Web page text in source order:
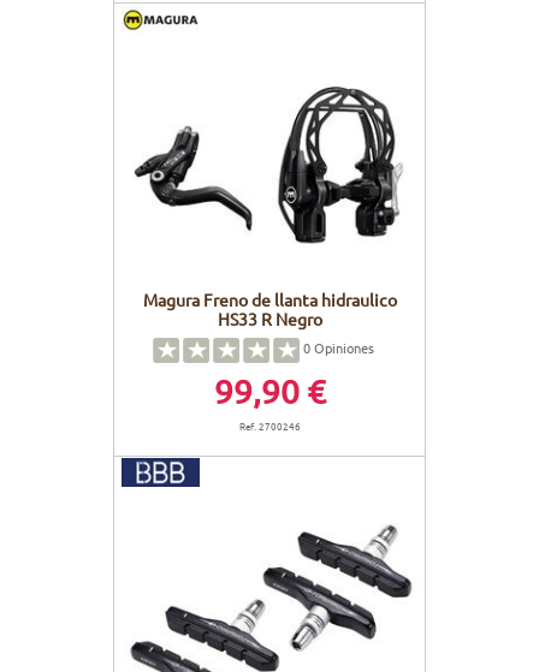
Magura Freno de llanta hidraulico
HS33 R Negro
0Opiniones
99,90 €
Ref. 2700246